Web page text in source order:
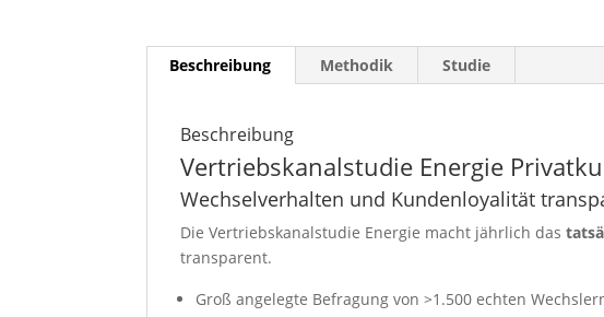
Beschreibung Methodik Studie
Beschreibung
Vertriebskanalstudie Energie
Wechselverhalten und Kundenloyalität
Die Vertriebskanalstudie Energie macht jährlich das
transparent.
Groß angelegte Befragung von >1.500 echten